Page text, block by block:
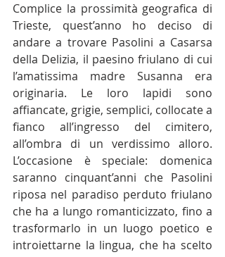
Complice la prossimità geografica di
Trieste, quest’anno ho deciso di
andare a trovare Pasolini a Casarsa
della Delizia, il paesino friulano di cui
l’amatissima madre Susanna era
originaria. Le loro lapidi sono
affiancate, grigie, semplici, collocate a
fianco all’ingresso del cimitero,
all’ombra di un verdissimo alloro.
L’occasione è speciale: domenica
saranno cinquant’anni che Pasolini
riposa nel paradiso perduto friulano
che ha a lungo romanticizzato, fino a
trasformarlo in un luogo poetico e
introiettarne la lingua, che ha scelto